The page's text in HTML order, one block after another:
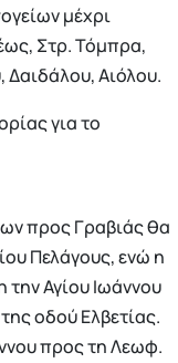
μέχρι
Στρ. Τόμπρα,
Δαιδάλου, Αιόλου.
για το
προς Γραβιάς θα
Πελάγους, ενώ η
Αγίου Ιωάννου
οδού Ελβετίας.
προς τη Λεωφ.